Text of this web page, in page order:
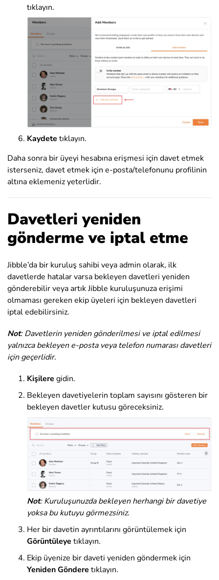
tıklayın.
Kaydete tıklayın.
Daha sonra bir üyeyi hesabına erişmesi için davet etmek
isterseniz, davet etmek için e-posta/telefonunu profilinin
altına eklemeniz yeterlidir.
Davetleri yeniden
gönderme ve iptal etme
Jibble’da bir kuruluş sahibi veya admin olarak, ilk
davetlerde hatalar varsa bekleyen davetleri yeniden
gönderebilir veya artık Jibble kuruluşunuza erişimi
olmaması gereken ekip üyeleri için bekleyen davetleri
iptal edebilirsiniz.
Not: Davetlerin yeniden gönderilmesi ve iptal edilmesi
yalnızca bekleyen e-posta veya telefon numarası davetleri
için geçerlidir.
Kişilere gidin.
Bekleyen davetiyelerin toplam sayısını gösteren bir
bekleyen davetler kutusu göreceksiniz.
Not: Kuruluşunuzda bekleyen herhangi bir davetiye
yoksa bu kutuyu görmezsiniz.
Her bir davetin ayrıntılarını görüntülemek için
Görüntüleye tıklayın.
Ekip üyenize bir daveti yeniden göndermek için
Yeniden Göndere tıklayın.